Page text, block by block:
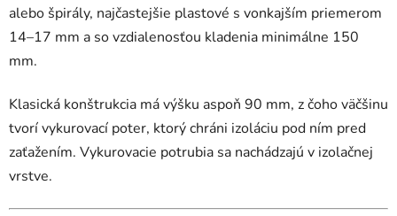
alebo špirály, najčastejšie plastové s vonkajším priemerom
14–17 mm a so vzdialenosťou kladenia minimálne 150
mm.
Klasická konštrukcia má výšku aspoň 90 mm, z čoho väčšinu
tvorí vykurovací poter, ktorý chráni izoláciu pod ním pred
zaťažením. Vykurovacie potrubia sa nachádzajú v izolačnej
vrstve.